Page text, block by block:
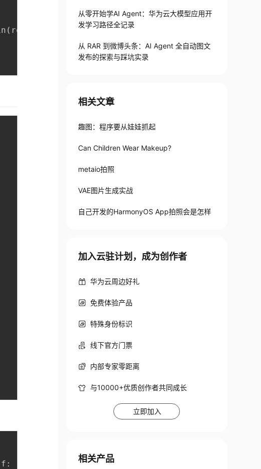
( root_dir 'BabyGAN.zip'))
f :
从零开始学AI Agent：华为云大模型应用开
发学习路径全记录
从 RAR 到微博头条：AI Agent 全自动图文
发布的探索与踩坑实录
相关文章
趣图：程序要从娃娃抓起
Can Children Wear Makeup?
metaio拍照
VAE图片生成实战
自己开发的HarmonyOS App拍照会是怎样
加入云驻计划，成为创作者
华为云周边好礼
免费体验产品
特殊身份标识
线下官方门票
内部专家零距离
与10000+优质创作者共同成长
立即加入
相关产品